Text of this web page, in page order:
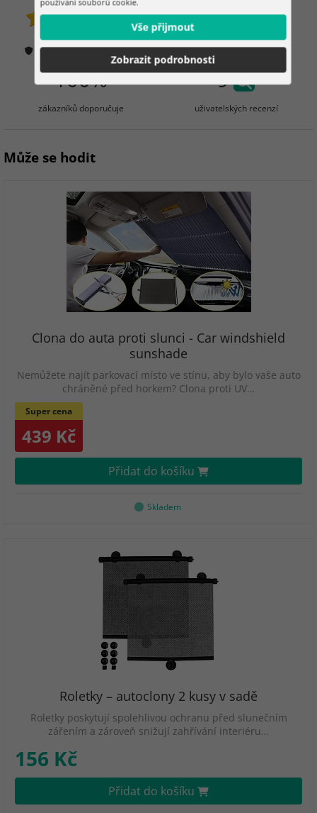
Jak ověřujeme hodnocení?
zákazníků již zakoupilo
100%
zákazníků doporučuje
9
uživatelských recenzí
Může se hodit
Clona do auta proti slunci - Car windshield
sunshade
Nemůžete najít parkovací místo ve stínu, aby bylo vaše auto
chráněné před horkem? Clona proti UV…
Super cena
439 Kč
Přidat do košíku
Skladem
Roletky – autoclony 2 kusy v sadě
Roletky poskytují spolehlivou ochranu před slunečním
zářením a zároveň snižují zahřívání interiéru…
156 Kč
Přidat do košíku
Vše přijmout
Zobrazit podrobnosti